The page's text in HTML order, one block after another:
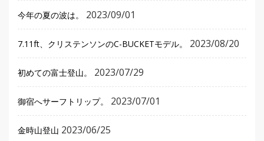
今年の夏の波は。 2023/09/01
7.11ft、クリステンソンのC-BUCKETモデル。 2023/08/20
初めての富士登山。 2023/07/29
御宿へサーフトリップ。 2023/07/01
金時山登山 2023/06/25